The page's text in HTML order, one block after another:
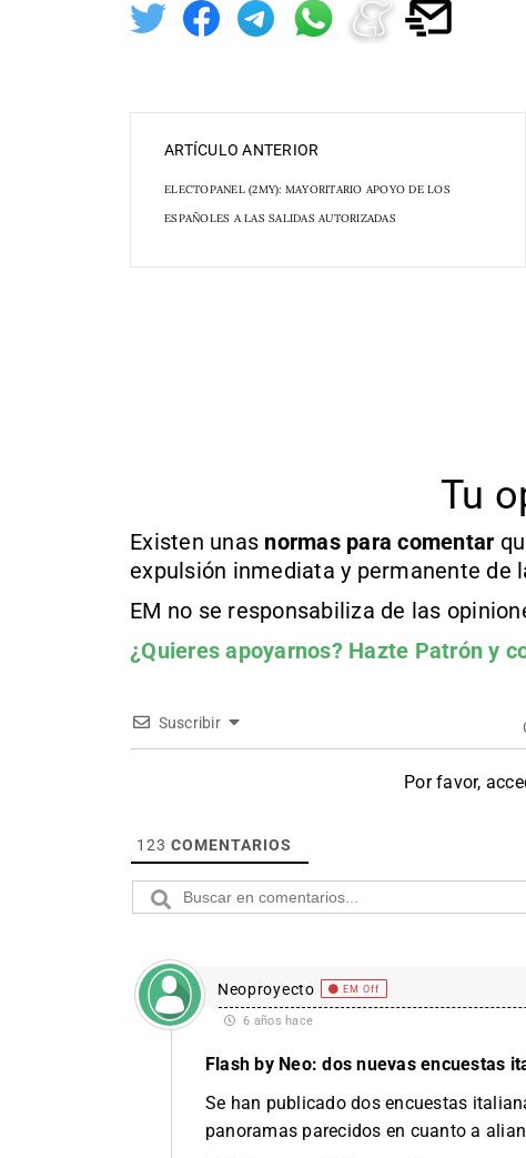
ARTÍCULO ANTERIOR
ELECTOPANEL (2MY): MAYORITARIO APOYO DE LOS
ESPAÑOLES A LAS SALIDAS AUTORIZADAS
Tu
Existen unas normas para comentar
expulsión inmediata y permanente de
EM no se responsabiliza de las
¿Quieres apoyarnos? Hazte Patrón y
Suscribir
Por favor,
123 COMENTARIOS
Neoproyecto EM Off
6 años hace
Flash by Neo: dos nuevas encuestas
Se han publicado dos encuestas
panoramas parecidos en cuanto a